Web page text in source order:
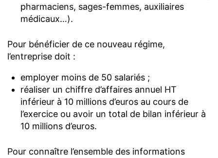
pharmaciens, sages-femmes, auxiliaires
médicaux…).
Pour bénéficier de ce nouveau régime,
l’entreprise doit :
employer moins de 50 salariés ;
réaliser un chiffre d’affaires annuel HT
inférieur à 10 millions d’euros au cours de
l’exercice ou avoir un total de bilan inférieur à
10 millions d’euros.
Pour connaître l’ensemble des informations